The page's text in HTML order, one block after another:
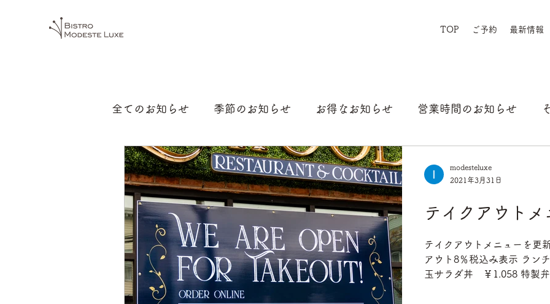
TOP ご予約 最新情報
全てのお知らせ 季節のお知らせ お得なお知らせ 営業時間のお知らせ
テイクアウトメ
テイクアウトメニューを更
アウト8％税込み表示 ラン
玉サラダ丼 ￥1.058 特製弁当 ￥1.080 おつ
modesteluxe
2021年3月31日